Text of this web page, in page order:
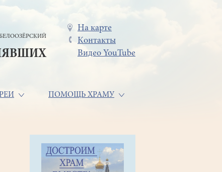
Меню
в
На карте
Контакты
Видео YouTube
ПОМОЩЬ ХРАМУ